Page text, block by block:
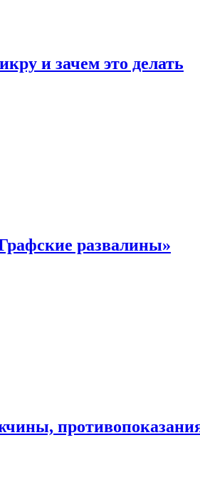
и зачем это делать
развалины»